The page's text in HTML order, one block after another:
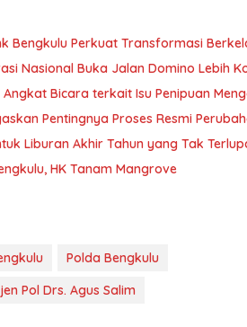
Bengkulu Perkuat Transformasi
Nasional Buka Jalan Domino Lebih
Angkat Bicara terkait Isu Penipuan
Pentingnya Proses Resmi
Liburan Akhir Tahun yang Tak
HK Tanam Mangrove
Polda Bengkulu
Pol Drs. Agus Salim